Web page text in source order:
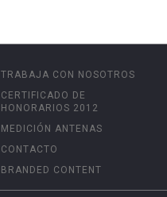
TRABAJA CON NOSOTROS
CERTIFICADO DE
HONORARIOS 2012
MEDICIÓN ANTENAS
CONTACTO
BRANDED CONTENT